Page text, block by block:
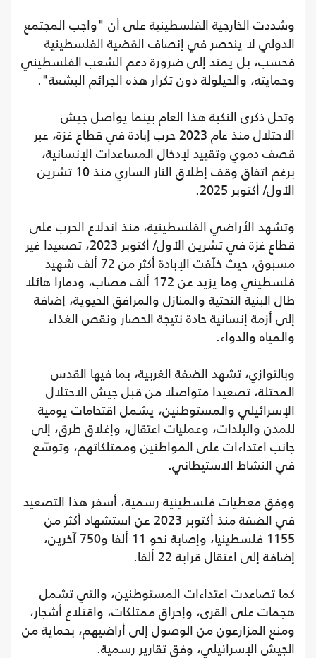
وشددت الخارجية الفلسطينية على أن "واجب المجتمع
الدولي لا ينحصر في إنصاف القضية الفلسطينية
فحسب، بل يمتد إلى ضرورة دعم الشعب الفلسطيني
وحمايته، والحيلولة دون تكرار هذه الجرائم البشعة".
وتحل ذكرى النكبة هذا العام بينما يواصل جيش
الاحتلال منذ عام 2023 حرب إبادة في قطاع غزة، عبر
قصف دموي وتقييد لإدخال المساعدات الإنسانية،
برغم اتفاق وقف إطلاق النار الساري منذ 10 تشرين
الأول/ أكتوبر 2025.
وتشهد الأراضي الفلسطينية، منذ اندلاع الحرب على
قطاع غزة في تشرين الأول/ أكتوبر 2023، تصعيدا غير
مسبوق، حيث خلّفت الإبادة أكثر من 72 ألف شهيد
فلسطيني وما يزيد عن 172 ألف مصاب، ودمارا هائلا
طال البنية التحتية والمنازل والمرافق الحيوية، إضافة
إلى أزمة إنسانية حادة نتيجة الحصار ونقص الغذاء
والمياه والدواء.
وبالتوازي، تشهد الضفة الغربية، بما فيها القدس
المحتلة، تصعيدا متواصلا من قبل جيش الاحتلال
الإسرائيلي والمستوطنين، يشمل اقتحامات يومية
للمدن والبلدات، وعمليات اعتقال، وإغلاق طرق، إلى
جانب اعتداءات على المواطنين وممتلكاتهم، وتوسّع
في النشاط الاستيطاني.
ووفق معطيات فلسطينية رسمية، أسفر هذا التصعيد
في الضفة منذ أكتوبر 2023 عن استشهاد أكثر من
1155 فلسطينيا، وإصابة نحو 11 ألفا و750 آخرين،
إضافة إلى اعتقال قرابة 22 ألفا.
كما تصاعدت اعتداءات المستوطنين، والتي تشمل
هجمات على القرى، وإحراق ممتلكات، واقتلاع أشجار،
ومنع المزارعون من الوصول إلى أراضيهم، بحماية من
الجيش الإسرائيلي، وفق تقارير رسمية.